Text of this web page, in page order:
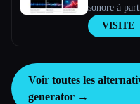
sonore à
VISITE
Voir toutes les
generator →